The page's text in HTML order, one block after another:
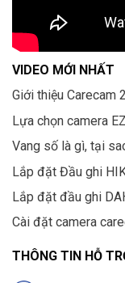
VIDEO MỚI NHẤT
Giới thiệu Carecam
Lựa chọn camera
Vang số là gì, tại
Lắp đặt Đầu ghi
Lắp đặt đầu ghi
Cài đặt camera
THÔNG TIN HỖ